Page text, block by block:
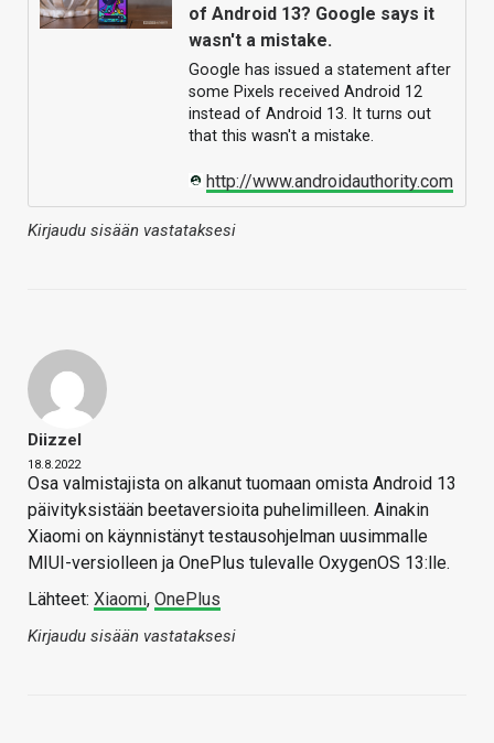
of Android 13? Google says it
wasn't a mistake.
Google has issued a statement after
some Pixels received Android 12
instead of Android 13. It turns out
that this wasn't a mistake.
http://www.androidauthority.com
Kirjaudu sisään vastataksesi
Diizzel
18.8.2022
Osa valmistajista on alkanut tuomaan omista Android 13
päivityksistään beetaversioita puhelimilleen. Ainakin
Xiaomi on käynnistänyt testausohjelman uusimmalle
MIUI-versiolleen ja OnePlus tulevalle OxygenOS 13:lle.
Lähteet: Xiaomi, OnePlus
Kirjaudu sisään vastataksesi